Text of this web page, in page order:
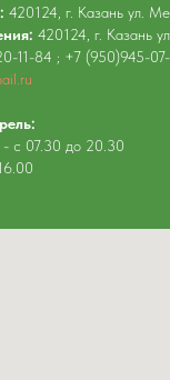
420124, г. Казань ул.
420124, г. Казань
11-84 ; +7 (950)945-
- с 07.30 до 20.30